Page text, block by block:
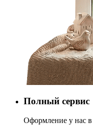
Полный сервис
Оформление у нас